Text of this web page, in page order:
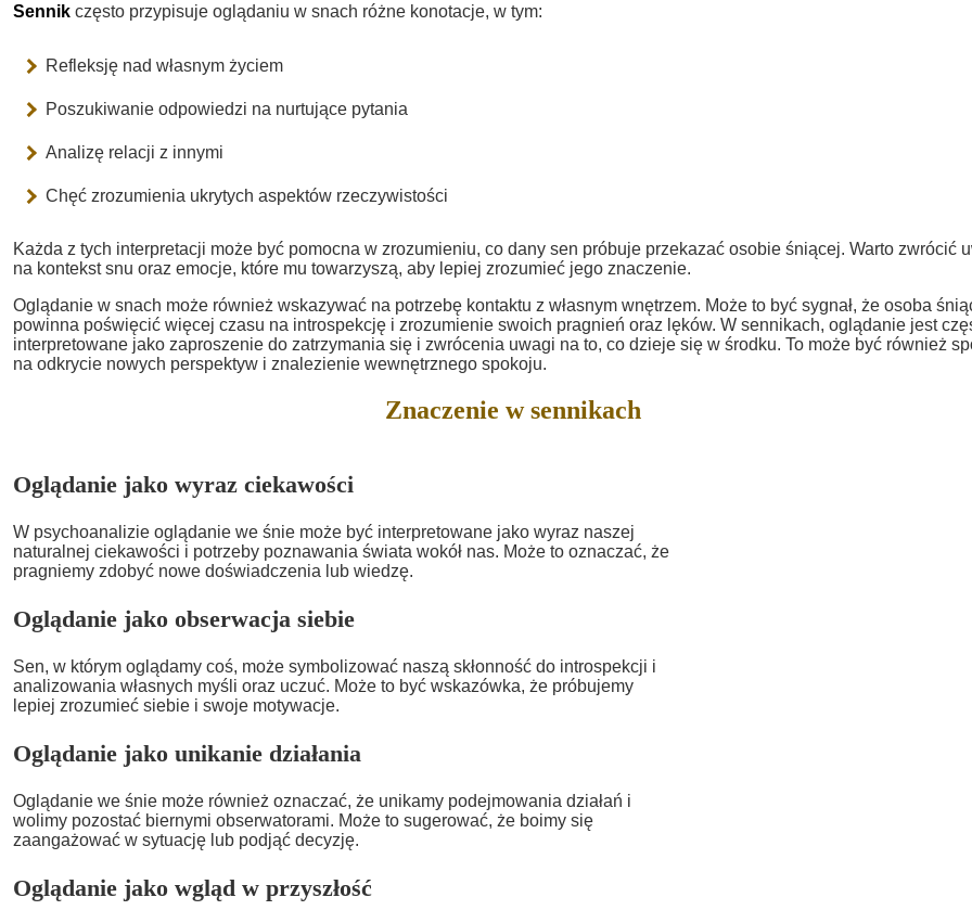
Sennik często przypisuje oglądaniu w snach różne konotacje, w tym:
Refleksję nad własnym życiem
Poszukiwanie odpowiedzi na nurtujące pytania
Analizę relacji z innymi
Chęć zrozumienia ukrytych aspektów rzeczywistości
Każda z tych interpretacji może być pomocna w zrozumieniu, co dany sen próbuje przekazać osobie śniącej. Warto zwrócić
na kontekst snu oraz emocje, które mu towarzyszą, aby lepiej zrozumieć jego znaczenie.
Oglądanie w snach może również wskazywać na potrzebę kontaktu z własnym wnętrzem. Może to być sygnał, że osoba
powinna poświęcić więcej czasu na introspekcję i zrozumienie swoich pragnień oraz lęków. W sennikach, oglądanie jest
interpretowane jako zaproszenie do zatrzymania się i zwrócenia uwagi na to, co dzieje się w środku. To może być również
na odkrycie nowych perspektyw i znalezienie wewnętrznego spokoju.
Znaczenie w sennikach
Oglądanie jako wyraz ciekawości
W psychoanalizie oglądanie we śnie może być interpretowane jako wyraz naszej
naturalnej ciekawości i potrzeby poznawania świata wokół nas. Może to oznaczać, że
pragniemy zdobyć nowe doświadczenia lub wiedzę.
Oglądanie jako obserwacja siebie
Sen, w którym oglądamy coś, może symbolizować naszą skłonność do introspekcji i
analizowania własnych myśli oraz uczuć. Może to być wskazówka, że próbujemy
lepiej zrozumieć siebie i swoje motywacje.
Oglądanie jako unikanie działania
Oglądanie we śnie może również oznaczać, że unikamy podejmowania działań i
wolimy pozostać biernymi obserwatorami. Może to sugerować, że boimy się
zaangażować w sytuację lub podjąć decyzję.
Oglądanie jako wgląd w przyszłość